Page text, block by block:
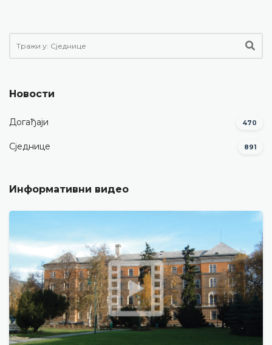
Новости
Догађаји 470
Сједнице 891
Информативни видео